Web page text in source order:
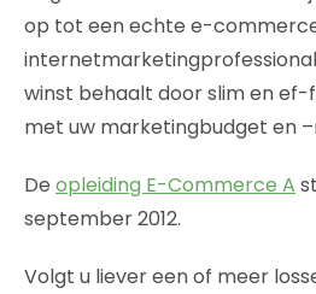
op tot een echte e-
winst behaalt door slim en
met uw marketingbudget en
De opleiding E-Commerce A
september 2012.
Volgt u liever een of meer